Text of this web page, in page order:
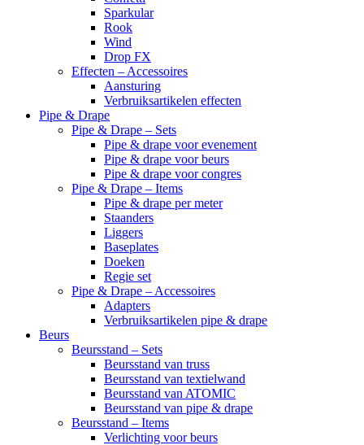
Sparkular
Rook
Wind
Drop FX
Effecten – Accessoires
Aansturing
Verbruiksartikelen effecten
Pipe & Drape
Pipe & Drape – Sets
Pipe & drape voor evenement
Pipe & drape voor beurs
Pipe & drape voor congres
Pipe & Drape – Items
Pipe & drape per meter
Staanders
Liggers
Baseplates
Doeken
Regie set
Pipe & Drape – Accessoires
Adapters
Verbruiksartikelen pipe & drape
Beurs
Beursstand – Sets
Beursstand van truss
Beursstand van textielwand
Beursstand van ATOMIC
Beursstand van pipe & drape
Beursstand – Items
Verlichting voor beurs